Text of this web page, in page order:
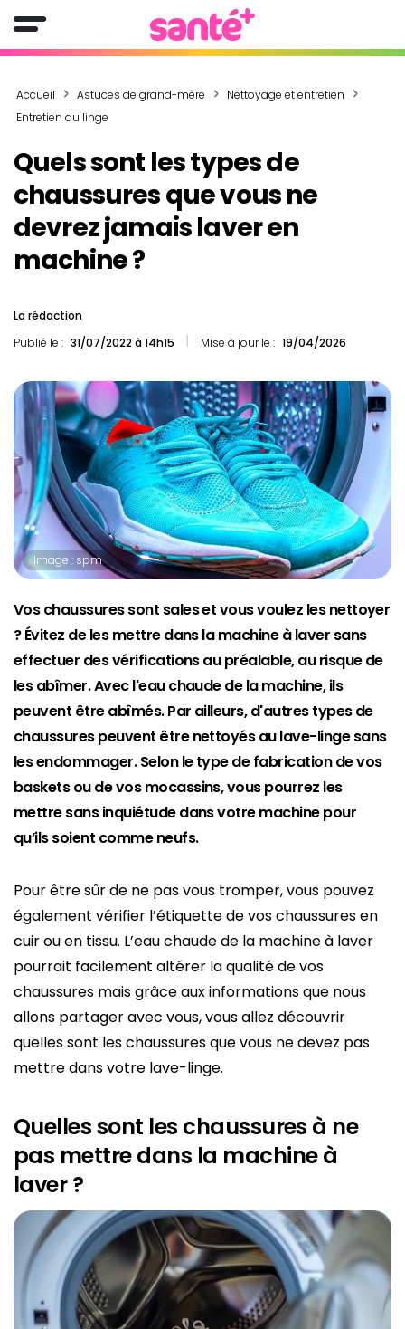
Accueil Astuces de grand-mère
Nettoyage et entretien
Entretien du linge
Quels sont les types de
chaussures que vous ne
devrez jamais laver en
machine ?
La rédaction
Publié le : 31/07/2022 à 14h15 Mise à jour le : 19/04/2026
Image : spm
Vos chaussures sont sales et vous voulez les nettoyer
? Évitez de les mettre dans la machine à laver sans
effectuer des vérifications au préalable, au risque de
les abîmer. Avec l'eau chaude de la machine, ils
peuvent être abîmés. Par ailleurs, d'autres types de
chaussures peuvent être nettoyés au lave-linge sans
les endommager. Selon le type de fabrication de vos
baskets ou de vos mocassins, vous pourrez les
mettre sans inquiétude dans votre machine pour
qu’ils soient comme neufs.
Pour être sûr de ne pas vous tromper, vous pouvez
également vérifier l’étiquette de vos chaussures en
cuir ou en tissu. L’eau chaude de la machine à laver
pourrait facilement altérer la qualité de vos
chaussures mais grâce aux informations que nous
allons partager avec vous, vous allez découvrir
quelles sont les chaussures que vous ne devez pas
mettre dans votre lave-linge.
Quelles sont les chaussures à ne
pas mettre dans la machine à
laver ?